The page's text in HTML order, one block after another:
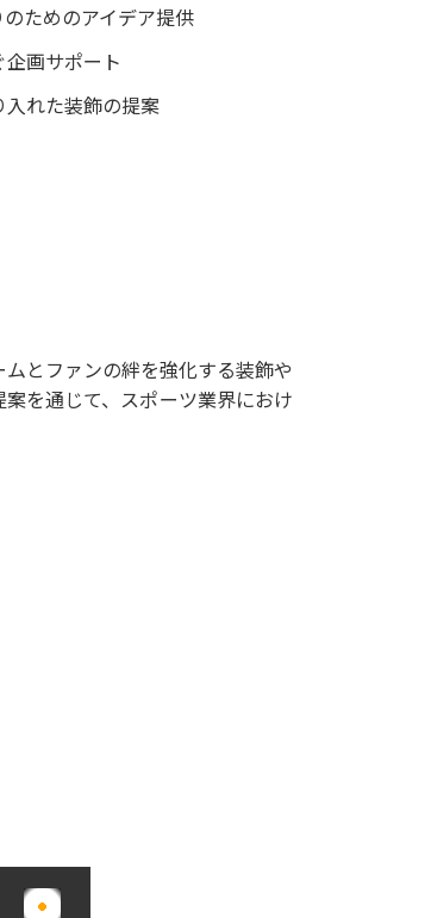
ためのアイデア提供
企画サポート
入れた装飾の提案
とファンの絆を強化する装飾や
を通じて、スポーツ業界におけ